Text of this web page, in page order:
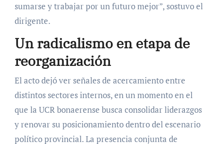
sumarse y trabajar por un futuro mejor”, sostuvo el
dirigente.
Un radicalismo en etapa de
reorganización
El acto dejó ver señales de acercamiento entre
distintos sectores internos, en un momento en el
que la UCR bonaerense busca consolidar liderazgos
y renovar su posicionamiento dentro del escenario
político provincial. La presencia conjunta de